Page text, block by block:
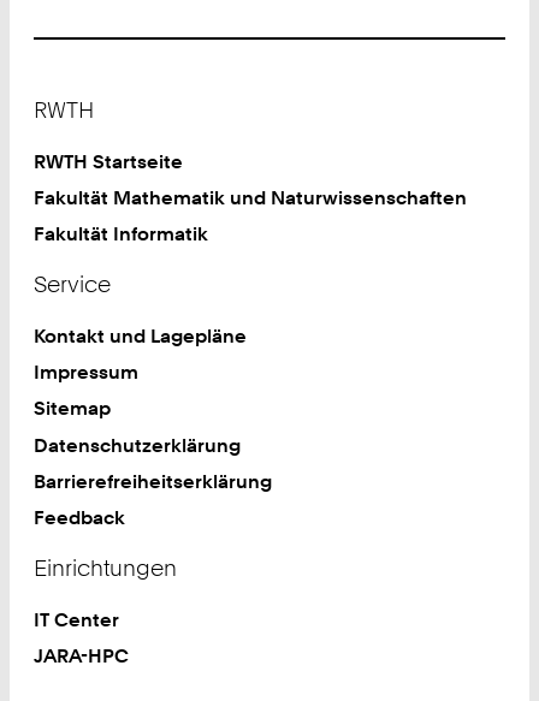
RWTH
RWTH Startseite
Fakultät Mathematik und Naturwissenschaften
Fakultät Informatik
Service
Kontakt und Lagepläne
Impressum
Sitemap
Datenschutzerklärung
Barrierefreiheitserklärung
Feedback
Einrichtungen
IT Center
JARA-HPC